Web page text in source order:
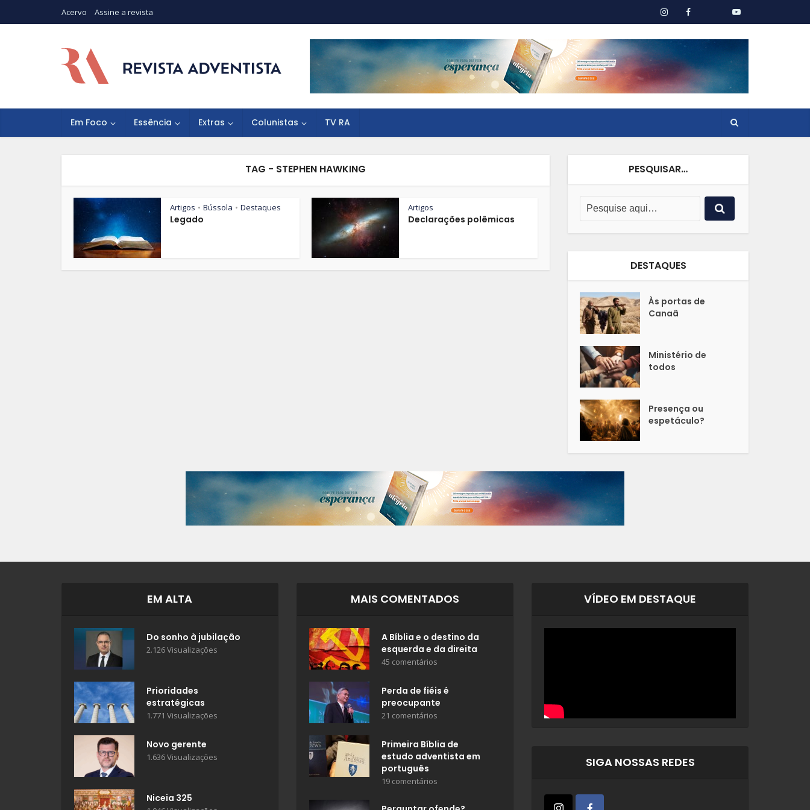
Acervo Assine a revista
Em Foco Essência Extras Colunistas TV RA
TAG - STEPHEN HAWKING
Artigos • Bússola • Destaques
Legado
Artigos
Declarações polêmicas
PESQUISAR…
DESTAQUES
Às portas de
Canaã
Ministério de
todos
Presença ou
espetáculo?
EM ALTA
Do sonho à jubilação
2.126 Visualizações
Prioridades
estratégicas
1.771 Visualizações
Novo gerente
1.636 Visualizações
Niceia 325
MAIS COMENTADOS
A Bíblia e o destino da
esquerda e da direita
45 comentários
Perda de fiéis é
preocupante
21 comentários
Primeira Bíblia de
estudo adventista em
português
19 comentários
VÍDEO EM DESTAQUE
SIGA NOSSAS REDES